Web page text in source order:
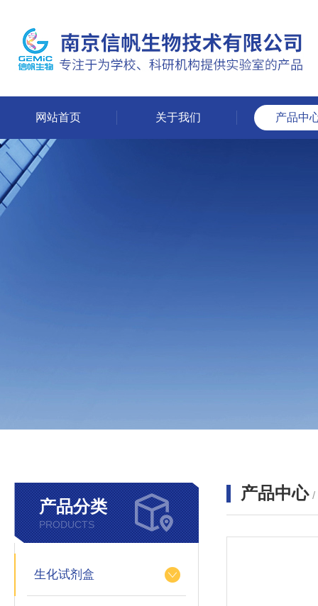
网站首页 关于我们 产品中
产品分类
PRODUCTS
生化试剂盒
产品中心 /